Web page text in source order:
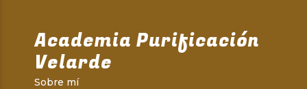
Academia Purificación
Velarde
Sobre mí